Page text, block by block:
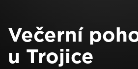
Večerní
u Trojice